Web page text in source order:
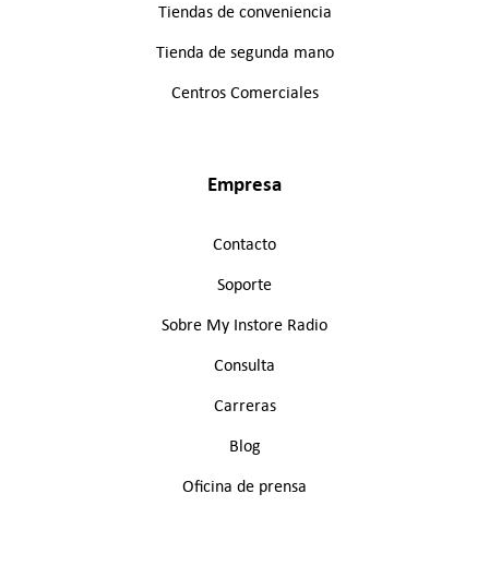
Tiendas de conveniencia
Tienda de segunda mano
Centros Comerciales
Empresa
Contacto
Soporte
Sobre My Instore Radio
Consulta
Carreras
Blog
Oficina de prensa